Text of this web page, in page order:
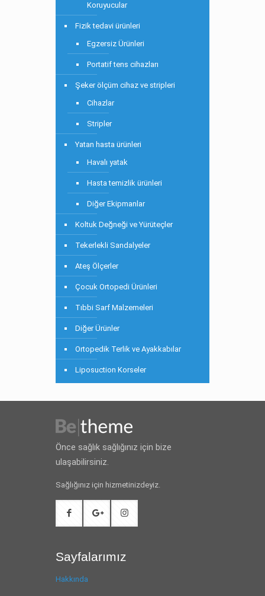
Koruyucular
Fizik tedavi ürünleri
Egzersiz Ürünleri
Portatif tens cihazları
Şeker ölçüm cihaz ve stripleri
Cihazlar
Stripler
Yatan hasta ürünleri
Havalı yatak
Hasta temizlik ürünleri
Diğer Ekipmanlar
Koltuk Değneği ve Yürüteçler
Tekerlekli Sandalyeler
Ateş Ölçerler
Çocuk Ortopedi Ürünleri
Tıbbi Sarf Malzemeleri
Diğer Ürünler
Ortopedik Terlik ve Ayakkabılar
Liposuction Korseler
Önce sağlık sağlığınız için bize
ulaşabilirsiniz.
Sağlığınız için hizmetinizdeyiz.
Sayfalarımız
Hakkında